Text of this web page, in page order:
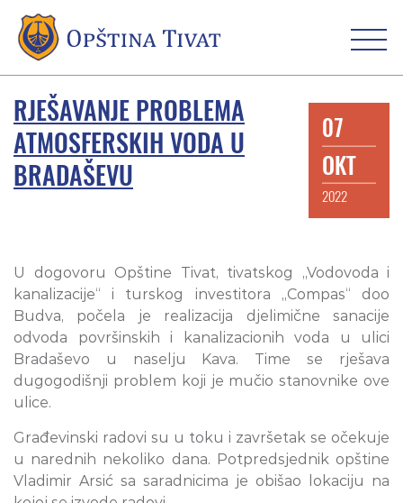
RJEŠAVANJE PROBLEMA
ATMOSFERSKIH VODA U
BRADAŠEVU
07
OKT
2022
U dogovoru Opštine Tivat, tivatskog „Vodovoda i
kanalizacije“ i turskog investitora „Compas“ doo
Budva, počela je realizacija djelimične sanacije
odvoda površinskih i kanalizacionih voda u ulici
Bradaševo u naselju Kava. Time se rješava
dugogodišnji problem koji je mučio stanovnike ove
ulice.
Građevinski radovi su u toku i završetak se očekuje
u narednih nekoliko dana. Potpredsjednik opštine
Vladimir Arsić sa saradnicima je obišao lokaciju na